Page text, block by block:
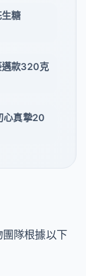
生糖
邁款320克
心真摯20
隊根據以下